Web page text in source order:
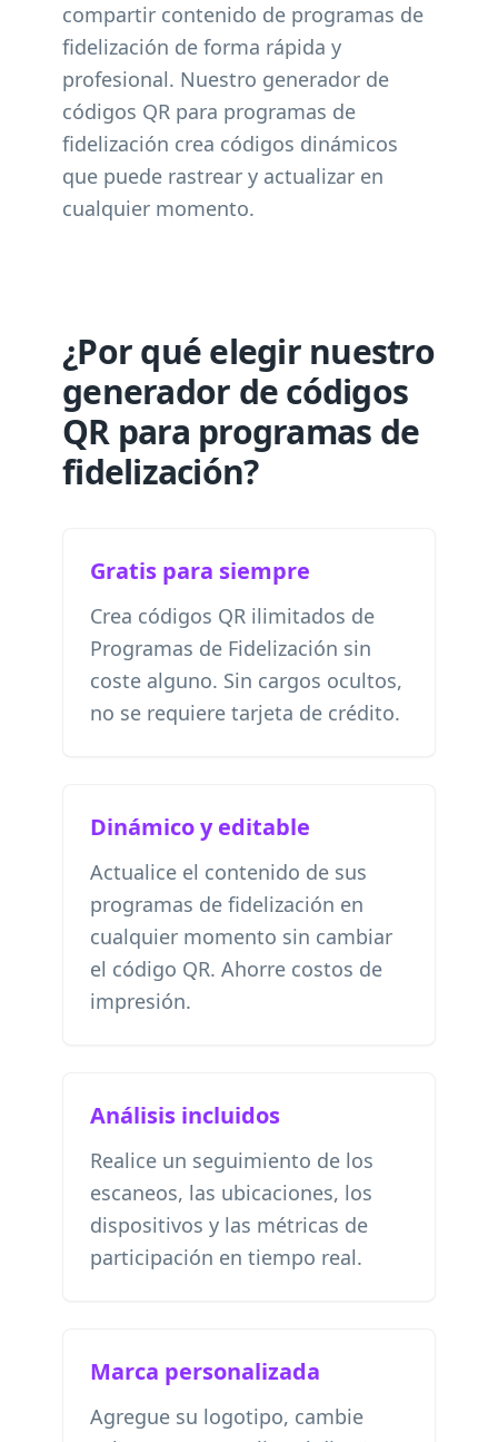
compartir contenido de programas de
fidelización de forma rápida y
profesional. Nuestro generador de
códigos QR para programas de
fidelización crea códigos dinámicos
que puede rastrear y actualizar en
cualquier momento.
¿Por qué elegir nuestro
generador de códigos
QR para programas de
fidelización?
Gratis para siempre
Crea códigos QR ilimitados de
Programas de Fidelización sin
coste alguno. Sin cargos ocultos,
no se requiere tarjeta de crédito.
Dinámico y editable
Actualice el contenido de sus
programas de fidelización en
cualquier momento sin cambiar
el código QR. Ahorre costos de
impresión.
Análisis incluidos
Realice un seguimiento de los
escaneos, las ubicaciones, los
dispositivos y las métricas de
participación en tiempo real.
Marca personalizada
Agregue su logotipo, cambie